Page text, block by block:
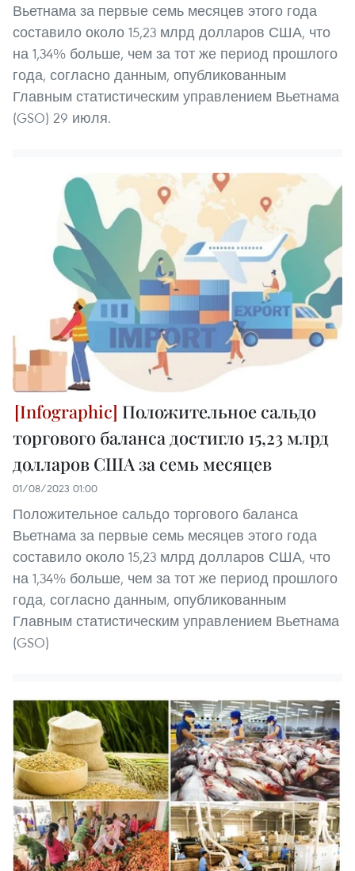
Вьетнама за первые семь месяцев этого года
составило около 15,23 млрд долларов США, что
на 1,34% больше, чем за тот же период прошлого
года, согласно данным, опубликованным
Главным статистическим управлением Вьетнама
(GSO) 29 июля.
Положительное сальдо
торгового баланса достигло 15,23 млрд
долларов США за семь месяцев
01/08/2023 01:00
Положительное сальдо торгового баланса
Вьетнама за первые семь месяцев этого года
составило около 15,23 млрд долларов США, что
на 1,34% больше, чем за тот же период прошлого
года, согласно данным, опубликованным
Главным статистическим управлением Вьетнама
(GSO)